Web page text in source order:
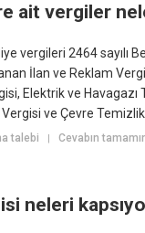
ait vergiler
vergileri 2464 sayılı
İlan ve Reklam
Elektrik ve Havagazı
Vergisi ve Çevre
talebi |Cevabın
neleri